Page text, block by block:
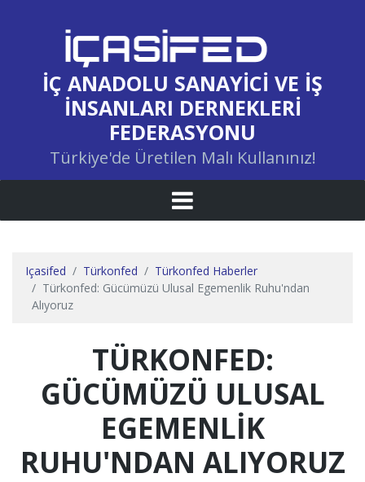
İÇ ANADOLU SANAYICI VE İŞ
İNSANLARI DERNEKLERI
FEDERASYONU
Türkiye'de Üretilen Malı Kullanınız!
Içasifed Türkonfed
Türkonfed Haberler
Türkonfed: Gücümüzü Ulusal Egemenlik Ruhu'ndan
Alıyoruz
TÜRKONFED:
GÜCÜMÜZÜ ULUSAL
EGEMENLIK
RUHU'NDAN ALIYORUZ